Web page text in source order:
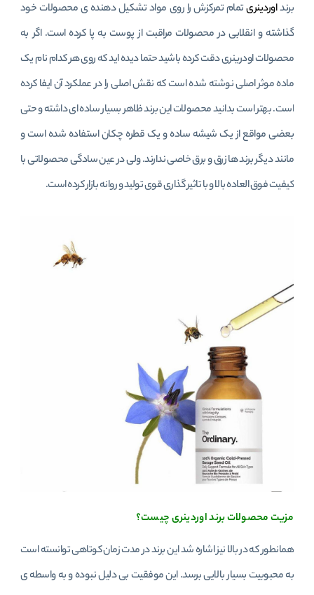
برنداوردینریتمام تمرکزش را روی مواد تشکیل دهنده ی محصولات خود
گذاشته و انقلابی در محصولات مراقبت از پوست به پا کرده است. اگر به
محصولات اودرینری دقت کرده باشید حتما دیده اید که روی هر کدام نام یک
ماده موثر اصلی نوشته شده است که نقش اصلی را در عملکرد آن ایفا کرده
است. بهتر است بدانید محصولات این برند ظاهر بسیار ساده ای داشته و حتی
بعضی مواقع از یک شیشه ساده و یک قطره چکان استفاده شده است و
مانند دیگر برند ها زرق و برق خاصی ندارند. ولی در عین سادگی محصولاتی با
کیفیت فوق العاده بالا و با تاثیر گذاری قوی تولید و روانه بازار کرده است.
مزیت محصولات برند اوردینری چیست؟
همانطور که در بالا نیز اشاره شد این برند در مدت زمان کوتاهی توانسته است
به محبوبیت بسیار بالایی برسد. این موفقیت بی دلیل نبوده و به واسطه ی